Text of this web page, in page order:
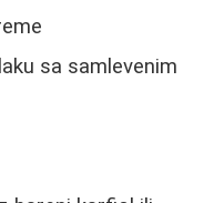
sa samlevenim